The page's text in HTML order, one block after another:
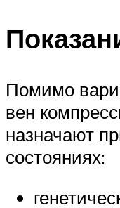
Помимо
вен
назначают
состояниях: